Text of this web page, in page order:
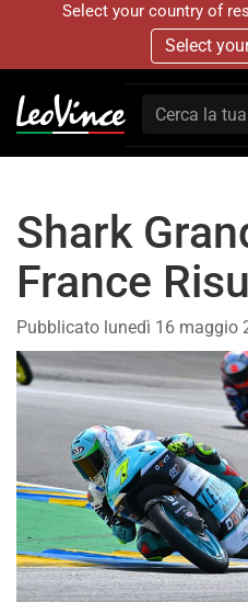
Select your country of
Select
Shark
France
Pubblicato lunedì 16 maggio